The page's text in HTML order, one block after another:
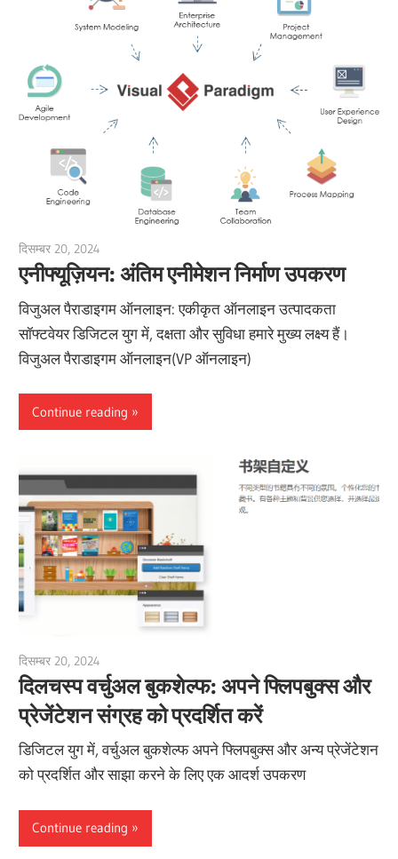
दिसम्बर 20, 2024
एनीफ्यूज़ियन: अंतिम एनीमेशन निर्माण उपकरण
विजुअल पैराडाइगम ऑनलाइन: एकीकृत ऑनलाइन उत्पादकता
सॉफ्टवेयर डिजिटल युग में, दक्षता और सुविधा हमारे मुख्य लक्ष्य हैं।
विजुअल पैराडाइगम ऑनलाइन(VP ऑनलाइन)
Continue reading
दिसम्बर 20, 2024
दिलचस्प वर्चुअल बुकशेल्फ: अपने फ्लिपबुक्स और
प्रेजेंटेशन संग्रह को प्रदर्शित करें
डिजिटल युग में, वर्चुअल बुकशेल्फ अपने फ्लिपबुक्स और अन्य प्रेजेंटेशन
को प्रदर्शित और साझा करने के लिए एक आदर्श उपकरण
Continue reading